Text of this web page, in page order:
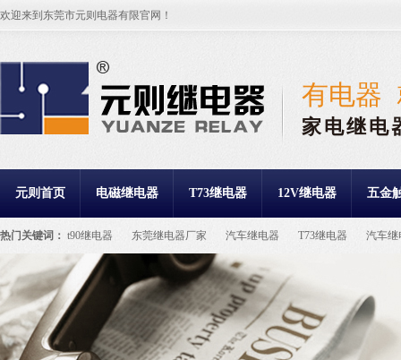
欢迎来到东莞市元则电器有限官网！
有电器
家电继电
元则首页 电磁继电器 T73继电器 12V继电器 五金
热门关键词： t90继电器 东莞继电器厂家 汽车继电器 T73继电器
汽车继
继电器